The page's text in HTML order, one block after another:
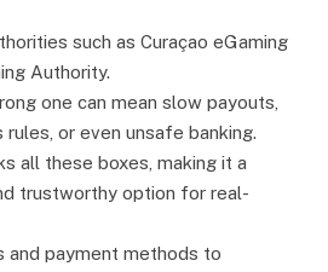
such as Curaçao eGaming
Authority.
one can mean slow payouts,
rules, or even unsafe banking.
all these boxes, making it a
trustworthy option for real-
and payment methods to